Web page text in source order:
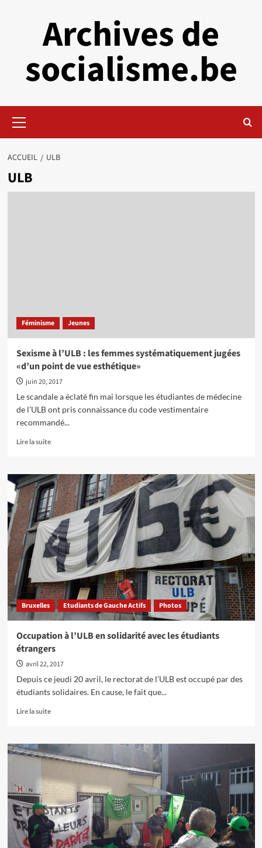
Archives de
socialisme.be
principal
ACCUEIL ULB
ULB
Féminisme Jeunes
Sexisme à l’ULB : les femmes systématiquement jugées
«d’un point de vue esthétique»
juin 20, 2017
Le scandale a éclaté fin mai lorsque les étudiantes de médecine
de l’ULB ont pris connaissance du code vestimentaire
recommandé...
Lire la suiteEn
sur
Sexisme
à
l’ULB
:
les
femmes
systématiquement
jugées
«d’un
point
de
vue
esthétique»
Bruxelles Etudiants de Gauche Actifs Photos
Occupation à l’ULB en solidarité avec les étudiants
étrangers
avril 22, 2017
Depuis ce jeudi 20 avril, le rectorat de l’ULB est occupé par des
étudiants solidaires. En cause, le fait que...
Lire la suiteEn
sur
Occupation
solidarité
avec
les
étudiants
étrangers